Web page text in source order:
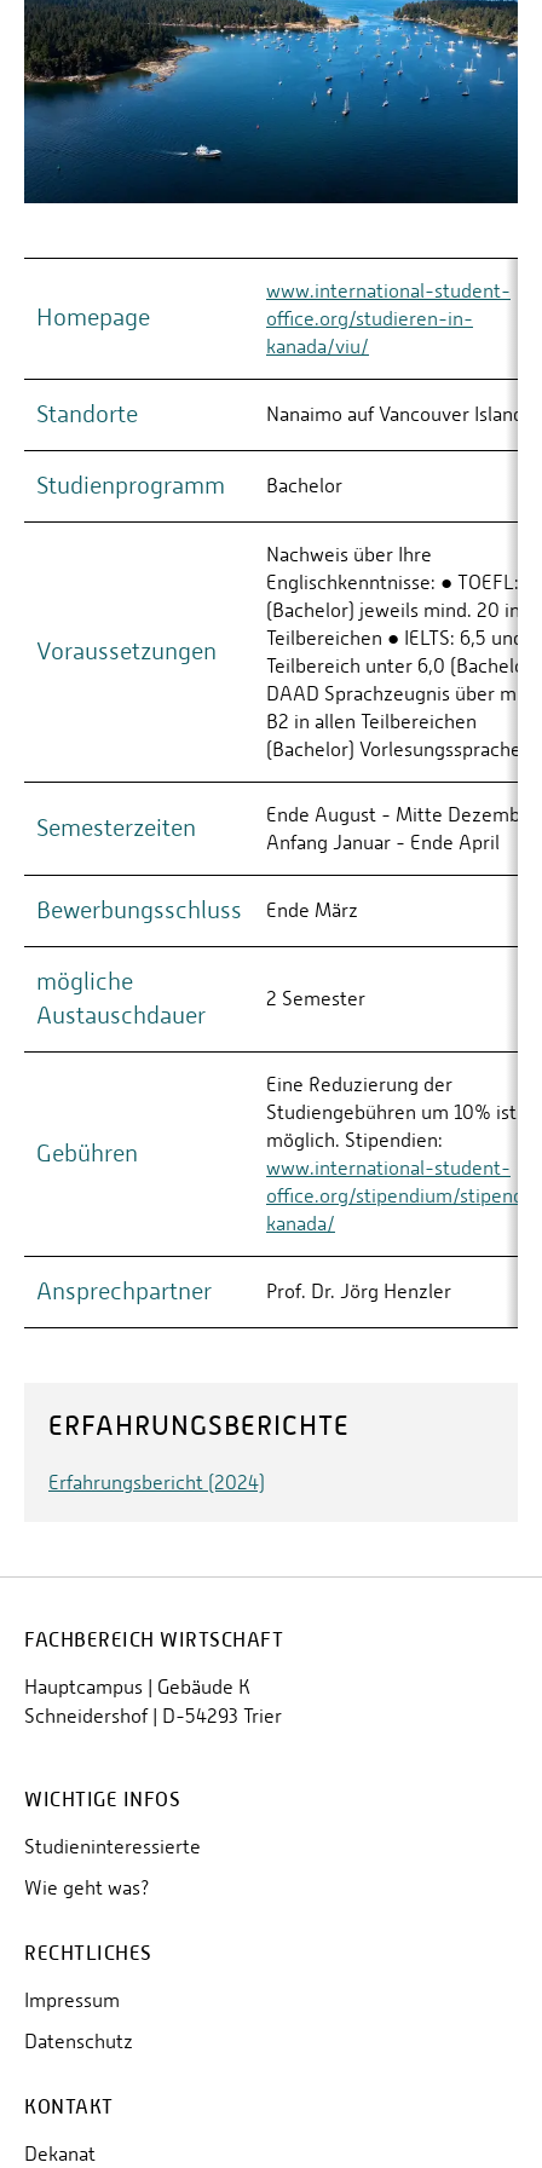
Homepage
www.international-student-
office.org/studieren-in-
kanada/viu/
Standorte Nanaimo auf Vancouver Island
Studienprogramm Bachelor
Voraussetzungen
Nachweis über Ihre
Englischkenntnisse: ● TOEFL:
(Bachelor) jeweils mind. 20 in
Teilbereichen ● IELTS: 6,5 und
Teilbereich unter 6,0
DAAD Sprachzeugnis über
B2 in allen Teilbereichen
(Bachelor) Vorlesungssprachen
Semesterzeiten
Ende August - Mitte Dezember;
Anfang Januar - Ende April
Bewerbungsschluss Ende März
mögliche
Austauschdauer
2 Semester
Gebühren
Eine Reduzierung der
Studiengebühren um 10% ist
möglich. Stipendien:
www.international-student-
office.org/stipendium/
kanada/
Ansprechpartner Prof. Dr. Jörg Henzler
ERFAHRUNGSBERICHTE
Erfahrungsbericht (2024)
FACHBEREICH WIRTSCHAFT
Hauptcampus | Gebäude K
Schneidershof | D-54293 Trier
WICHTIGE INFOS
Studieninteressierte
Wie geht was?
RECHTLICHES
Impressum
Datenschutz
KONTAKT
Dekanat